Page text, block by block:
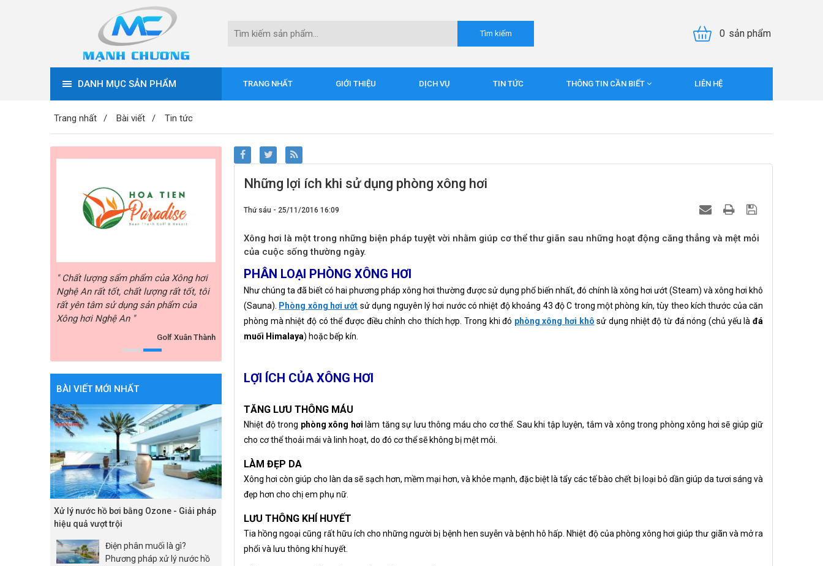
0 sản phẩm
DANH MỤC SẢN PHẨM TRANG NHẤT GIỚI THIỆU DỊCH VỤ TIN TỨC THÔNG TIN CẦN BIẾT LIÊN HỆ
Trang nhất Bài viết Tin tức
Những lợi ích khi sử dụng phòng xông hơi
Thứ sáu - 25/11/2016 16:09
Xông hơi là một trong những biện pháp tuyệt vời nhằm giúp cơ thể thư giãn sau những hoạt động căng thẳng và mệt mỏi
của cuộc sống thường ngày.
PHÂN LOẠI PHÒNG XÔNG HƠI
Như chúng ta đã biết có hai phương pháp xông hơi thường được sử dụng phổ biến nhất, đó chính là xông hơi ướt (Steam) và xông hơi khô
(Sauna).
Phòng xông hơi ướt sử dụng nguyên lý hơi nước có nhiệt độ khoảng 43 độ C trong một phòng kín, tùy theo kích thước của căn
phòng mà nhiệt độ có thể được điều chỉnh cho thích hợp. Trong khi đó phòng xông hơi khô sử dụng nhiệt độ từ đá nóng (chủ yếu làđá
muối Himalaya) hoặc bếp kín.
LỢI ÍCH CỦA XÔNG HƠI
TĂNG LƯU THÔNG MÁU
Nhiệt độ trong phòng xông hơi làm tăng sự lưu thông máu cho cơ thể. Sau khi tập luyện, tắm và xông trong phòng xông hơi sẽ giúp giữ
cho cơ thể thoải mái và linh hoạt, do đó cơ thể sẽ không bị mệt mỏi.
LÀM ĐẸP DA
Xông hơi còn giúp cho làn da sẽ sạch hơn, mềm mại hơn, và khỏe mạnh, đặc biệt là tẩy các tế bào chết bị loại bỏ dần giúp da tươi sáng và
đẹp hơn cho chị em phụ nữ.
LƯU THÔNG KHÍ HUYẾT
Tia hồng ngoại cũng rất hữu ích cho những người bị bệnh hen suyễn và bệnh hô hấp. Nhiệt độ của phòng xông hơi giúp thư giãn và mở ra
phổi và lưu thông khí huyết.
" Chất lượng sẩm phẩm của Xông hơi
Nghệ An rất tốt, chất lượng rất tốt, tôi
rất yên tâm sử dụng sản phẩm của
Xông hơi Nghệ An "
Golf Xuân Thành
" Xông hơi Nghệ An có đội ngũ chăm
sóc khách hàng rất nhiệt tình, giải đáp
và tư vấn tôi rất kỹ về sản phẩm. Tôi
rất hài lòng "
Công ty ABC
" Chất lượng sẩm phẩm của Xông hơi
Nghệ An rất tốt, chất lượng rất tốt, tôi
rất yên tâm sử dụng sản phẩm của
Xông hơi Nghệ An "
BÀI VIẾT MỚI NHẤT
Xử lý nước hồ bơi bằng Ozone - Giải pháp
hiệu quả vượt trội
Điện phân muối là gì?
Phương pháp xử lý nước hồ